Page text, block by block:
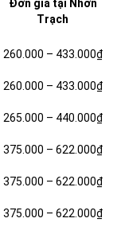
Đơn giá tại Nhơn
Trạch
260.000 – 433.000₫
260.000 – 433.000₫
265.000 – 440.000₫
375.000 – 622.000₫
375.000 – 622.000₫
375.000 – 622.000₫